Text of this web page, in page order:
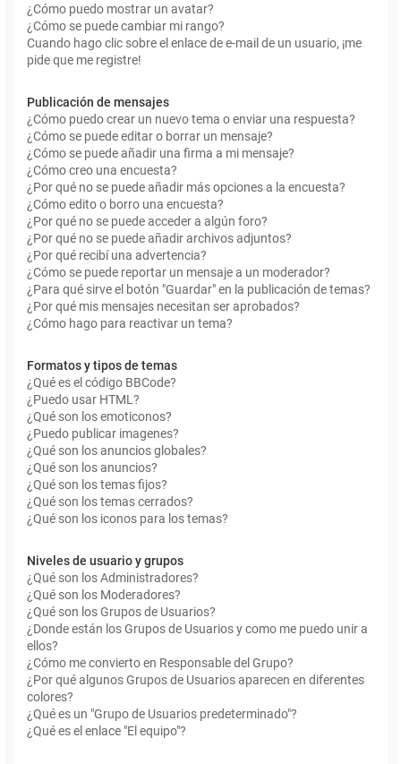
¿Cómo puedo mostrar un avatar?
¿Cómo se puede cambiar mi rango?
Cuando hago clic sobre el enlace de e-mail de un usuario, ¡me
pide que me registre!
Publicación de mensajes
¿Cómo puedo crear un nuevo tema o enviar una respuesta?
¿Cómo se puede editar o borrar un mensaje?
¿Cómo se puede añadir una firma a mi mensaje?
¿Cómo creo una encuesta?
¿Por qué no se puede añadir más opciones a la encuesta?
¿Cómo edito o borro una encuesta?
¿Por qué no se puede acceder a algún foro?
¿Por qué no se puede añadir archivos adjuntos?
¿Por qué recibí una advertencia?
¿Cómo se puede reportar un mensaje a un moderador?
¿Para qué sirve el botón "Guardar" en la publicación de temas?
¿Por qué mis mensajes necesitan ser aprobados?
¿Cómo hago para reactivar un tema?
Formatos y tipos de temas
¿Qué es el código BBCode?
¿Puedo usar HTML?
¿Qué son los emoticonos?
¿Puedo publicar imagenes?
¿Qué son los anuncios globales?
¿Qué son los anuncios?
¿Qué son los temas fijos?
¿Qué son los temas cerrados?
¿Qué son los iconos para los temas?
Niveles de usuario y grupos
¿Qué son los Administradores?
¿Qué son los Moderadores?
¿Qué son los Grupos de Usuarios?
¿Donde están los Grupos de Usuarios y como me puedo unir a
ellos?
¿Cómo me convierto en Responsable del Grupo?
¿Por qué algunos Grupos de Usuarios aparecen en diferentes
colores?
¿Qué es un "Grupo de Usuarios predeterminado"?
¿Qué es el enlace "El equipo"?